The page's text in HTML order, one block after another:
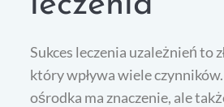
Sukces leczenia uzależnień to
który wpływa wiele
ośrodka ma znaczenie, ale